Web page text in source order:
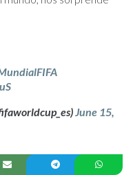
June 15,